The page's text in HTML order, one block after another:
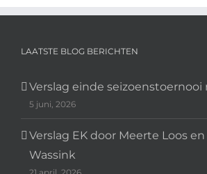
LAATSTE BLOG BERICHTEN
Verslag einde seizoenstoernooi
5 juni, 2026
Verslag EK door Meerte Loos
Wassink